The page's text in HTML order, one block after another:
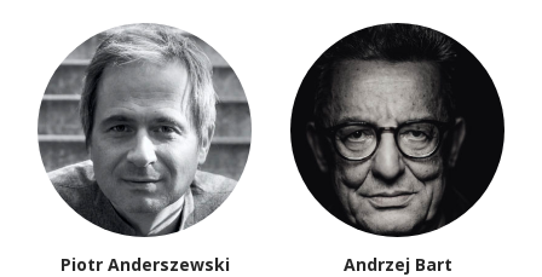
Piotr Anderszewski Andrzej Bart